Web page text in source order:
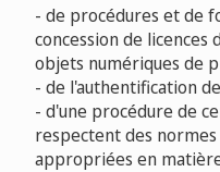
- de procédures et de
concession de licences
objets numériques de
- de l'authentification
- d'une procédure de
respectent des
appropriées en